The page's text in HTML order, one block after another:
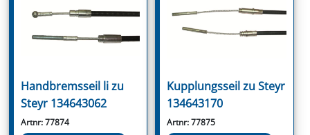
Handbremsseil li zu
Steyr 134643062
Artnr: 77874
Kupplungsseil zu Steyr
134643170
Artnr: 77875